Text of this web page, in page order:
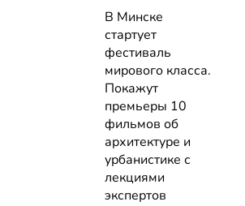
В Минске
стартует
фестиваль
мирового класса.
Покажут
премьеры 10
фильмов об
архитектуре и
урбанистике с
лекциями
экспертов